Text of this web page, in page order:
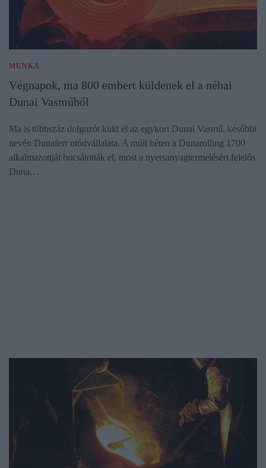
MUNKA
Végnapok, ma 800 embert küldenek el a néhai
Dunai Vasműből
Ma is többszáz dolgozót küld el az egykori Dunai Vasmű, későbbi
nevén Dunaferr utódvállalata. A múlt héten a Dunarolling 1700
alkalmazottját bocsátották el, most a nyersanyagtermelésért felelős
Duna…